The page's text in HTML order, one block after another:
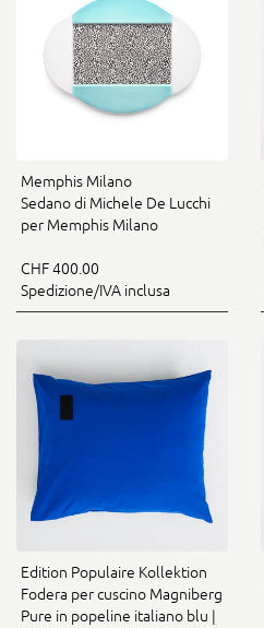
Memphis Milano
Sedano di Michele De Lucchi
per Memphis Milano
CHF 400.00
Spedizione/IVA inclusa
Edition Populaire Kollektion
Fodera per cuscino Magniberg
Pure in popeline italiano blu |